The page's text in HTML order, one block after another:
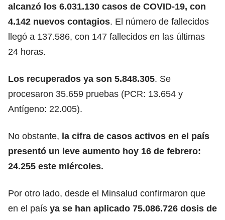
alcanzó los 6.031.130 casos de COVID-19, con
4.142 nuevos contagios. El número de fallecidos
llegó a 137.586, con 147 fallecidos en las últimas
24 horas.
Los recuperados ya son 5.848.305. Se
procesaron 35.659 pruebas (PCR: 13.654 y
Antígeno: 22.005).
No obstante, la cifra de casos activos en el país
presentó un leve aumento hoy 16 de febrero:
24.255 este miércoles.
Por otro lado, desde el Minsalud confirmaron que
en el país ya se han aplicado 75.086.726 dosis de